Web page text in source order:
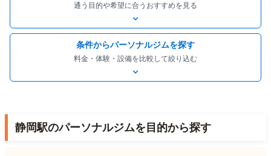
通う目的や希望に合うおすすめを見る
条件からパーソナルジムを探す
料金・体験・設備を比較して絞り込む
静岡駅のパーソナルジムを目的から探す